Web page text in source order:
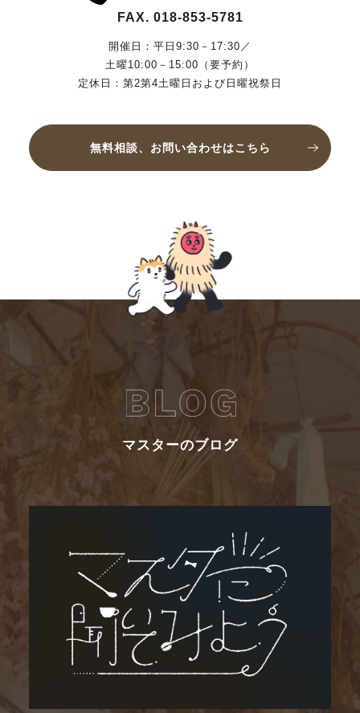
FAX. 018-853-5781
開催日：平日9:30－17:30／
土曜10:00－15:00（要予約）
定休日：第2第4土曜日および日曜祝祭日
無料相談、お問い合わせはこちら
マスターのブログ